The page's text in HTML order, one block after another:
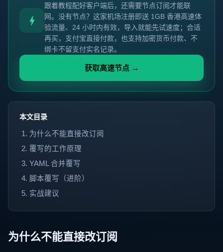
跟着教程配好客户端后，还需要节点订阅才能联
网。没有节点？这家机场注册即送 1GB 香港高速体
验流量、24 小时内有效，导入就能先试速度；合适
再买，支付宝直接付款，也支持加密货币付款、不
绑卡不留支付实名记录。
获取高速节点 →
本文目录
为什么不能直接改订阅
覆写的工作原理
YAML 合并覆写
脚本覆写（进阶）
实战建议
为什么不能直接改订阅